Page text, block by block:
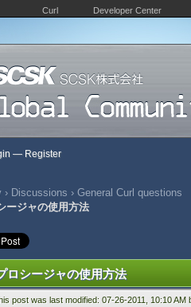
Curl Developer Center
— Register
› Discussions › General Curl questions
ージャの使用方法
ロシージャの使用方法
post was last modified: 07-26-2011, 10:10 AM